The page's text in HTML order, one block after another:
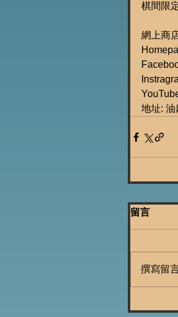
棋間限
網上商
地址: 油
留言
撰寫留